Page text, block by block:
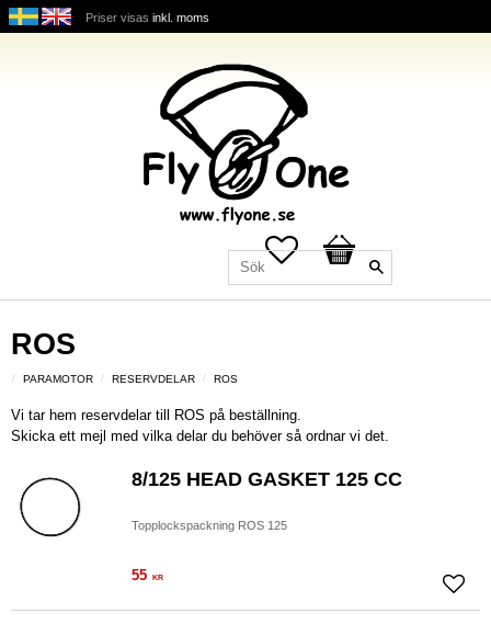
Priser visas inkl. moms
Favoriter
Kundvagn
ROS
PARAMOTOR RESERVDELAR ROS
Vi tar hem reservdelar till ROS på beställning.
Skicka ett mejl med vilka delar du behöver så ordnar vi det.
8/125 HEAD GASKET 125 CC
Topplockspackning ROS 125
55 KR
Lägg